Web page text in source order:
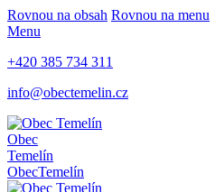
Rovnou na obsah Rovnou na menu
Menu
+420 385 734 311
info@obectemelin.cz
Obec
Temelín
ObecTemelín